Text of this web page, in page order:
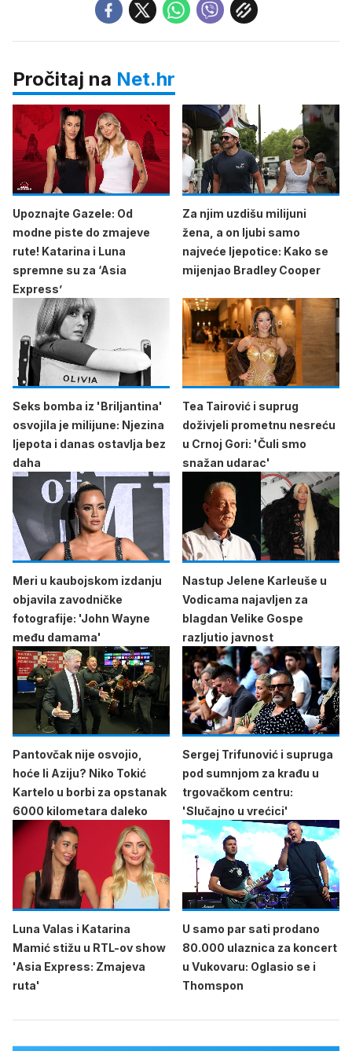
Pročitaj na Net.hr
Upoznajte Gazele: Od
modne piste do zmajeve
rute! Katarina i Luna
spremne su za ‘Asia
Express’
Za njim uzdišu milijuni
žena, a on ljubi samo
najveće ljepotice: Kako se
mijenjao Bradley Cooper
Seks bomba iz 'Briljantina'
osvojila je milijune: Njezina
ljepota i danas ostavlja bez
daha
Tea Tairović i suprug
doživjeli prometnu nesreću
u Crnoj Gori: 'Čuli smo
snažan udarac'
Meri u kaubojskom izdanju
objavila zavodničke
fotografije: 'John Wayne
među damama'
Nastup Jelene Karleuše u
Vodicama najavljen za
blagdan Velike Gospe
razljutio javnost
Pantovčak nije osvojio,
hoće li Aziju? Niko Tokić
Kartelo u borbi za opstanak
6000 kilometara daleko
Sergej Trifunović i supruga
pod sumnjom za krađu u
trgovačkom centru:
'Slučajno u vrećici'
Luna Valas i Katarina
Mamić stižu u RTL-ov show
'Asia Express: Zmajeva
ruta'
U samo par sati prodano
80.000 ulaznica za koncert
u Vukovaru: Oglasio se i
Thomspon